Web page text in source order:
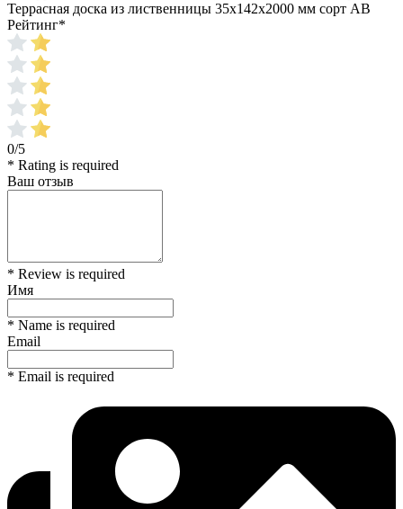
Террасная доска из лиственницы 35х142х2000 мм сорт АВ
Рейтинг*
0/5
* Rating is required
Ваш отзыв
* Review is required
Имя
* Name is required
Email
* Email is required